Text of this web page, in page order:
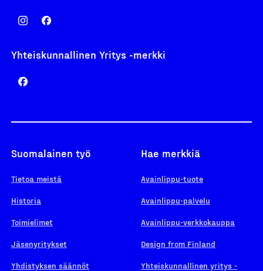
Yhteiskunnallinen Yritys -merkki
Suomalainen työ
Tietoa meistä
Historia
Toimielimet
Jäsenyritykset
Yhdistyksen säännöt
Hae merkkiä
Avainlippu-tuote
Avainlippu-palvelu
Avainlippu-verkkokauppa
Design from Finland
Yhteiskunnallinen yritys -